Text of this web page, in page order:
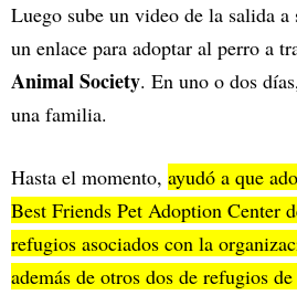
Luego sube un video de la salida a
un enlace para adoptar al perro a
Animal Society. En uno o dos
una familia.
Hasta el momento, ayudó a que
Best Friends Pet Adoption Center
refugios asociados con la
además de otros dos de refugios de